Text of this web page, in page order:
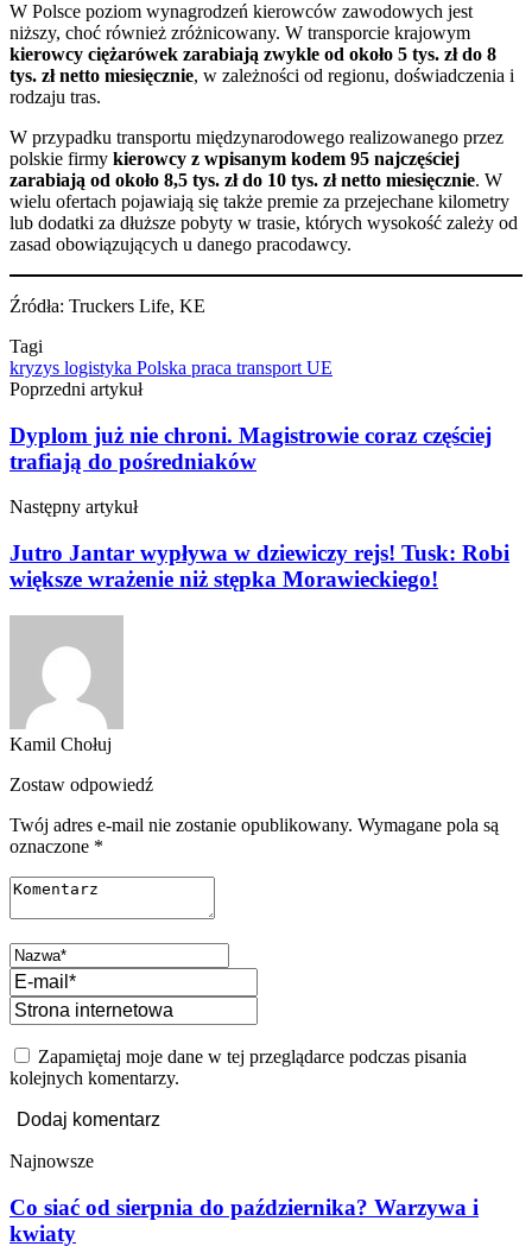
W Polsce poziom wynagrodzeń kierowców zawodowych jest
niższy, choć również zróżnicowany. W transporcie krajowym
kierowcy ciężarówek zarabiają zwykle od około 5 tys. zł do 8
tys. zł netto miesięcznie, w zależności od regionu, doświadczenia i
rodzaju tras.
W przypadku transportu międzynarodowego realizowanego przez
polskie firmy kierowcy z wpisanym kodem 95 najczęściej
zarabiają od około 8,5 tys. zł do 10 tys. zł netto miesięcznie. W
wielu ofertach pojawiają się także premie za przejechane kilometry
lub dodatki za dłuższe pobyty w trasie, których wysokość zależy od
zasad obowiązujących u danego pracodawcy.
Źródła: Truckers Life, KE
Tagi
kryzys logistyka Polska praca transport UE
Poprzedni artykuł
Dyplom już nie chroni. Magistrowie coraz częściej
trafiają do pośredniaków
Następny artykuł
Jutro Jantar wypływa w dziewiczy rejs! Tusk: Robi
większe wrażenie niż stępka Morawieckiego!
Kamil Chołuj
Zostaw odpowiedź
Twój adres e-mail nie zostanie opublikowany. Wymagane pola są
oznaczone *
Zapamiętaj moje dane w tej przeglądarce podczas pisania
kolejnych komentarzy.
Najnowsze
Co siać od sierpnia do października? Warzywa i
kwiaty